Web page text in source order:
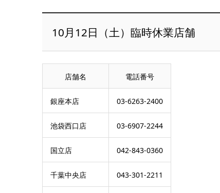
10月12日（土）臨時休業店舗
店舗名 電話番号
銀座本店 03-6263-2400
池袋西口店 03-6907-2244
国立店 042-843-0360
千葉中央店 043-301-2211